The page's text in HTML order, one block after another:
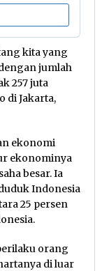
kita yang
jumlah
257 juta
di Jakarta,
ekonomi
ekonominya
besar. Ia
Indonesia
25 persen
orang
di luar